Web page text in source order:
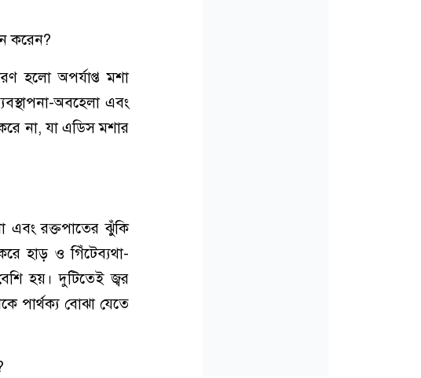
করেন?
হলো অপর্যাপ্ত মশা
অবহেলা এবং
না, যা এডিস মশার
এবং রক্তপাতের ঝুঁকি
হাড় ও গিঁটেব্যথা-
হয়। দুটিতেই জ্বর
পার্থক্য বোঝা যেতে